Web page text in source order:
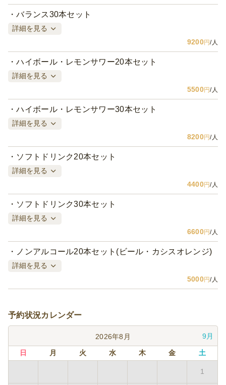
バランス30本セット
詳細を見る
9200円/人
ハイボール・レモンサワー20本セット
詳細を見る
5500円/人
ハイボール・レモンサワー30本セット
詳細を見る
8200円/人
ソフトドリンク20本セット
詳細を見る
4400円/人
ソフトドリンク30本セット
詳細を見る
6600円/人
ノンアルコール20本セット(ビール・カシスオレンジ)
詳細を見る
5000円/人
予約状況カレンダー
2026年8月 9月
日 月 火 水 木 金 土
1